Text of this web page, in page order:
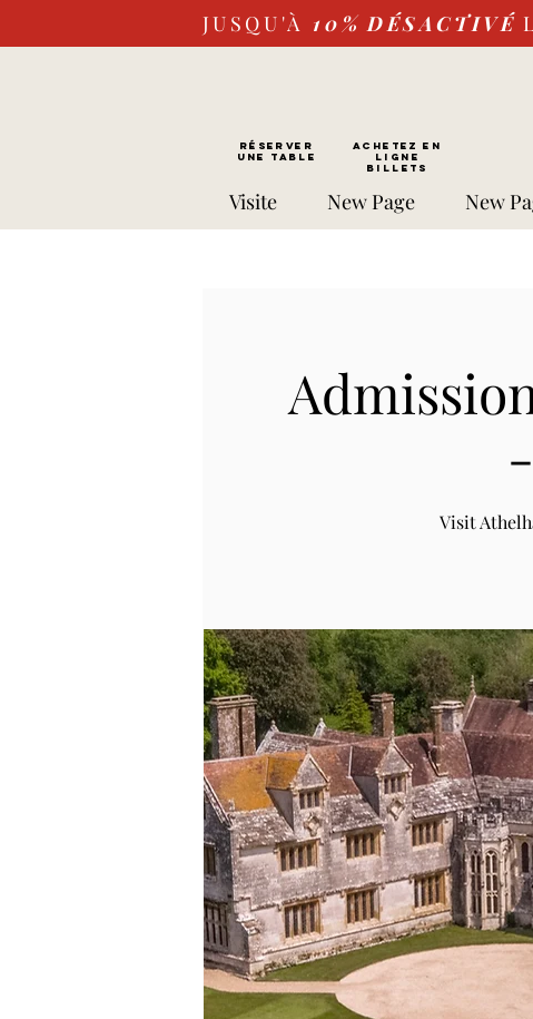
JUSQU'À 10% DÉSACTIVÉ
RÉSERVER
UNE TABLE
Achetez EN
LIGNE
Billets
Visite New Page New
Visit